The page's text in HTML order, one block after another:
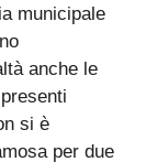
municipale
anche le
si è
per due